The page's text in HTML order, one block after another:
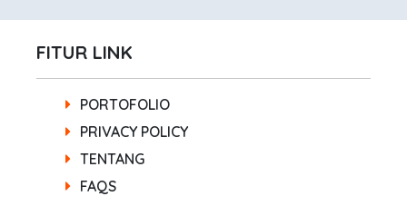
FITUR LINK
PORTOFOLIO
PRIVACY POLICY
TENTANG
FAQS